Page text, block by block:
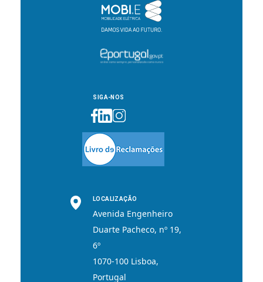
SIGA-NOS
LOCALIZAÇÃO
Avenida Engenheiro
Duarte Pacheco, nº 19,
6º
1070-100 Lisboa,
Portugal